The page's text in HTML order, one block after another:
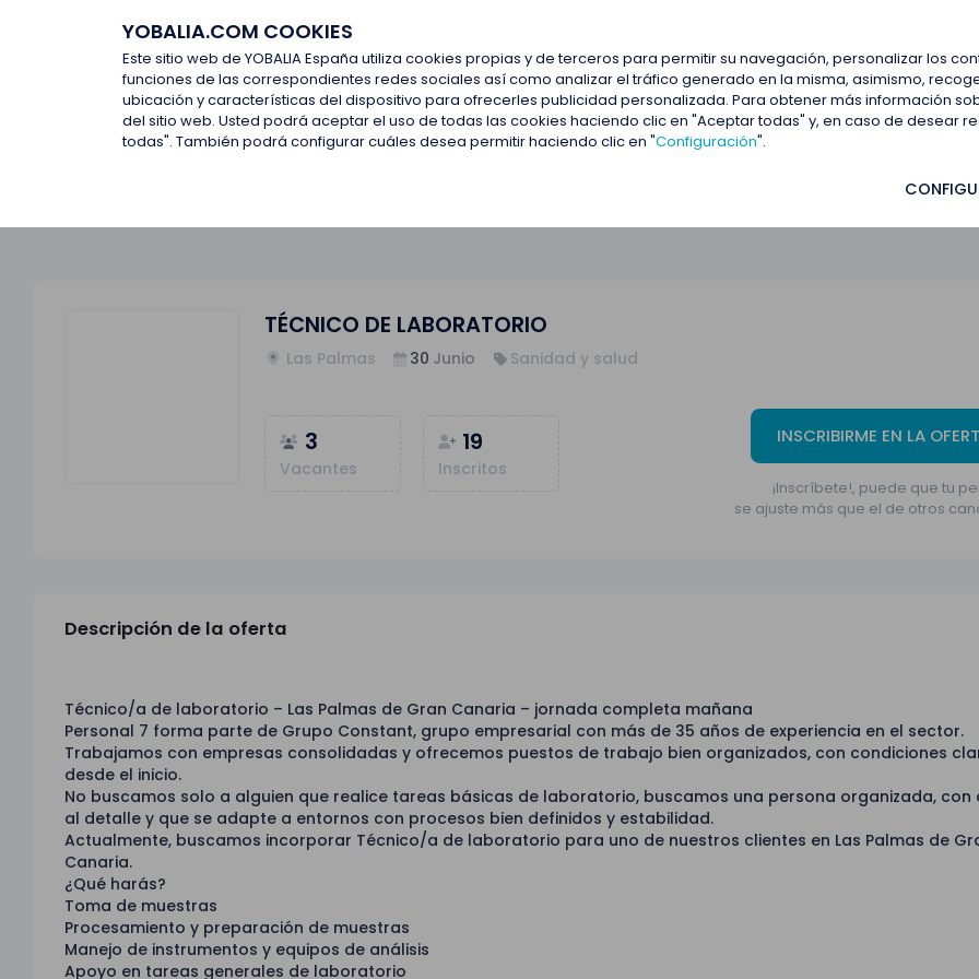
YOBALIA.COM COOKIES
Este sitio web de YOBALIA España utiliza cookies propias y de terceros para permitir su navegación, personalizar los
funciones de las correspondientes redes sociales así como analizar el tráfico generado en la misma, asimismo,
ubicación y características del dispositivo para ofrecerles publicidad personalizada. Para obtener más información
del sitio web. Usted podrá aceptar el uso de todas las cookies haciendo clic en "Aceptar todas" y, en caso de desear
todas". También podrá configurar cuáles desea permitir haciendo clic en "Configuración".
Últimas ofertas
Últimas ofertas TÉCNICO DE LABORATORIO
TÉCNICO DE LABORATORIO
Las Palmas 30 Junio Sanidad y salud
3
Vacantes
19
Inscritos
INSCRIBIRME EN LA
¡Inscríbete!, puede que tu
se ajuste más que el de otros
Descripción de la oferta
Técnico/a de laboratorio – Las Palmas de Gran Canaria – jornada completa mañana
Personal 7 forma parte de Grupo Constant, grupo empresarial con más de 35 años de experiencia en el sector.
Trabajamos con empresas consolidadas y ofrecemos puestos de trabajo bien organizados, con condiciones
desde el inicio.
No buscamos solo a alguien que realice tareas básicas de laboratorio, buscamos una persona organizada, con
al detalle y que se adapte a entornos con procesos bien definidos y estabilidad.
Actualmente, buscamos incorporar Técnico/a de laboratorio para uno de nuestros clientes en Las Palmas de
Canaria.
¿Qué harás?
Toma de muestras
Procesamiento y preparación de muestras
Manejo de instrumentos y equipos de análisis
Apoyo en tareas generales de laboratorio